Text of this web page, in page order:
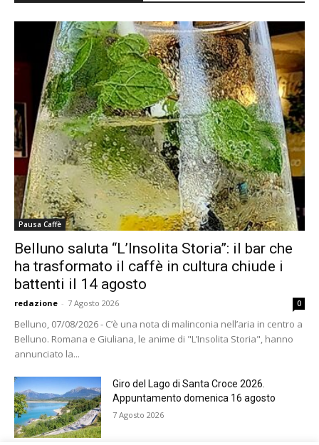
Pausa Caffè
Belluno saluta “L’Insolita Storia”: il bar che
ha trasformato il caffè in cultura chiude i
battenti il 14 agosto
redazione - 7 Agosto 2026 0
Belluno, 07/08/2026 - C’è una nota di malinconia nell’aria in centro a
Belluno. Romana e Giuliana, le anime di "L’Insolita Storia", hanno
annunciato la...
Giro del Lago di Santa Croce 2026.
Appuntamento domenica 16 agosto
7 Agosto 2026